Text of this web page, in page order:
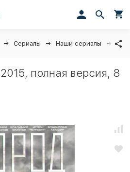
Сериалы Наши сериалы
полная версия, 8